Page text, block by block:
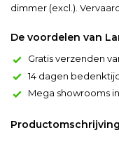
dimmer (excl.).
De voordelen van
Gratis verzenden
14 dagen
Mega showrooms
Productomschrijving